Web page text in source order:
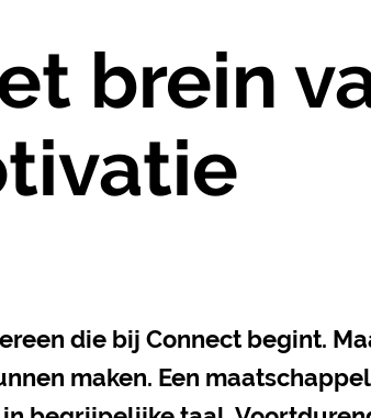
brein
die bij Connect begint.
maken. Een